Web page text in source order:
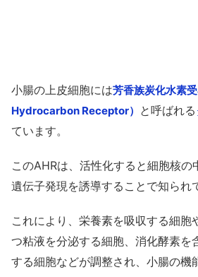
小腸の上皮細胞には芳香族炭化水素
Hydrocarbon Receptor） と呼ばれる
ています。
このAHRは、活性化すると細胞核の
遺伝子発現を誘導することで知られ
これにより、栄養素を吸収する細胞
つ粘液を分泌する細胞、消化酵素を
する細胞などが調整され、小腸の機